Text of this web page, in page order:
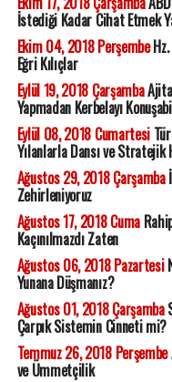
İstediği Kadar Cihat Etmek
Ekim 04, 2018 PerşembeHz.
Eğri Kılıçlar
Eylül 19, 2018 Çarşamba
Yapmadan Kerbelayı
Eylül 08, 2018 Cumartesi
Yılanlarla Dansı ve Stratejik
Ağustos 29, 2018 Çarşamba
Zehirleniyoruz
Ağustos 17, 2018 Cuma
Kaçınılmazdı Zaten
Ağustos 06, 2018 Pazartesi
Yunana Düşmanız?
Ağustos 01, 2018 Çarşamba
Çarpık Sistemin Cinneti mi?
Temmuz 26, 2018 Perşembe
ve Ümmetçilik